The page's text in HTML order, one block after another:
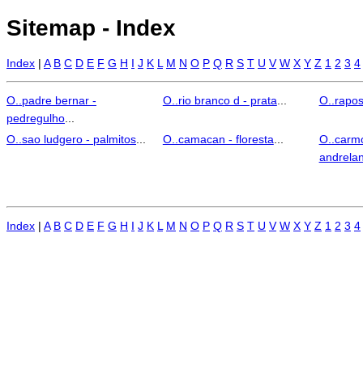
Sitemap - Index
Index | A B C D E F G H I J K L M N O P Q R S T U V W X Y Z 1 2 3 4
O..padre bernar -
pedregulho
O..rio branco d - prata
O..sao ludgero - palmitos O..camacan - floresta
Index | A B C D E F G H I J K L M N O P Q R S T U V W X Y Z 1 2 3 4